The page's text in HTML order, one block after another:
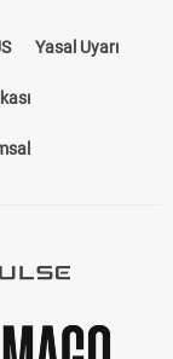
Yasal Uyarı